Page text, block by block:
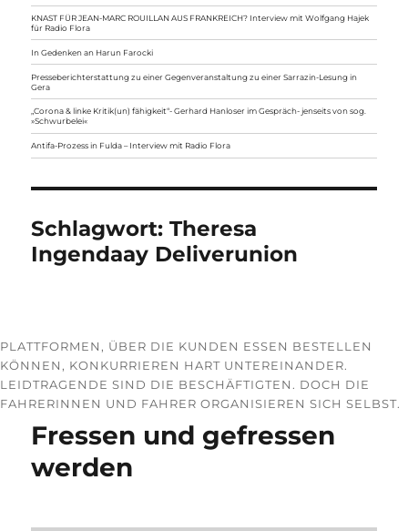
KNAST FÜR JEAN-MARC ROUILLAN AUS FRANKREICH? Interview mit Wolfgang Hajek
für Radio Flora
In Gedenken an Harun Farocki
Presseberichterstattung zu einer Gegenveranstaltung zu einer Sarrazin-Lesung in
Gera
„Corona & linke Kritik(un) fähigkeit“- Gerhard Hanloser im Gespräch- jenseits von sog.
»Schwurbelei«
Antifa-Prozess in Fulda – Interview mit Radio Flora
Schlagwort:Theresa
Ingendaay Deliverunion
PLATTFORMEN, ÜBER DIE KUNDEN ESSEN BESTELLEN
KÖNNEN, KONKURRIEREN HART UNTEREINANDER.
LEIDTRAGENDE SIND DIE BESCHÄFTIGTEN. DOCH DIE
FAHRERINNEN UND FAHRER ORGANISIEREN SICH SELBST.
Fressen und gefressen
werden